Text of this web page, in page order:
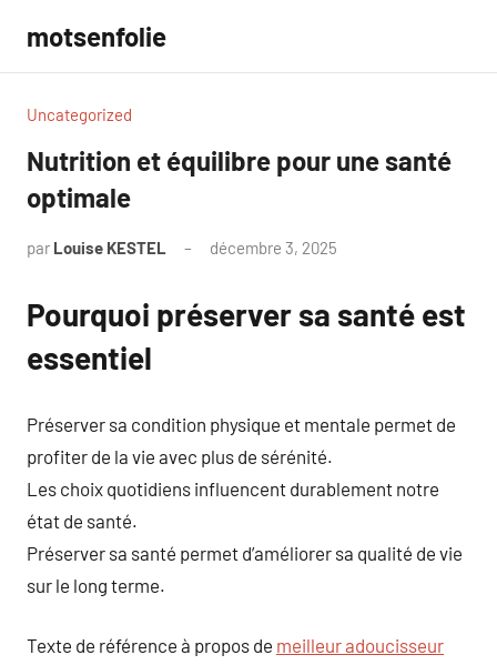
contenu
motsenfolie
Uncategorized
Nutrition et équilibre pour une santé
optimale
par Louise KESTEL décembre 3, 2025
Pourquoi préserver sa santé est
essentiel
Préserver sa condition physique et mentale permet de
profiter de la vie avec plus de sérénité.
Les choix quotidiens influencent durablement notre
état de santé.
Préserver sa santé permet d’améliorer sa qualité de vie
sur le long terme.
Texte de référence à propos de meilleur adoucisseur